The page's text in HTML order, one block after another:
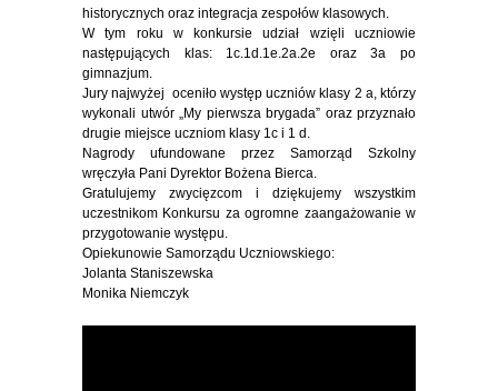
historycznych oraz integracja zespołów klasowych.
W tym roku w konkursie udział wzięli uczniowie
następujących klas: 1c.1d.1e.2a.2e oraz 3a po
gimnazjum.
Jury najwyżej oceniło występ uczniów klasy 2 a, którzy
wykonali utwór „My pierwsza brygada” oraz przyznało
drugie miejsce uczniom klasy 1c i 1 d.
Nagrody ufundowane przez Samorząd Szkolny
wręczyła Pani Dyrektor Bożena Bierca.
Gratulujemy zwycięzcom i dziękujemy wszystkim
uczestnikom Konkursu za ogromne zaangażowanie w
przygotowanie występu.
Opiekunowie Samorządu Uczniowskiego:
Jolanta Staniszewska
Monika Niemczyk